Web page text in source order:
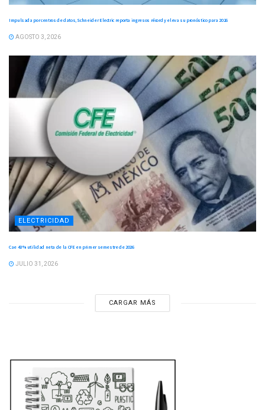
Impulsada por centros de datos, Schneider Electric reporta ingresos récord y eleva su pronóstico para 2026
AGOSTO 3, 2026
ELECTRICIDAD
Cae 43 % utilidad neta de la CFE en primer semestre de 2026
JULIO 31, 2026
CARGAR MÁS